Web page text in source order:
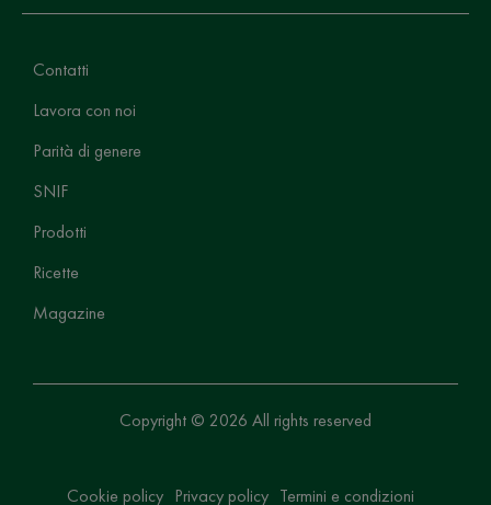
Contatti
Lavora con noi
Parità di genere
SNIF
Prodotti
Ricette
Magazine
Copyright © 2026 All rights reserved
Cookie policy Privacy policy Termini e condizioni